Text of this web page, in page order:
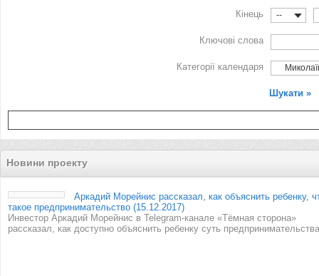
Кінець --
Ключові слова
Категорії календаря
Новини проекту
Аркадий Морейнис рассказал, как объяснить ребенку,
такое предпринимательство (15.12.2017)
Инвестор Аркадий Морейнис в Telegram-канале «Тёмная сторона»
рассказал, как доступно объяснить ребенку суть